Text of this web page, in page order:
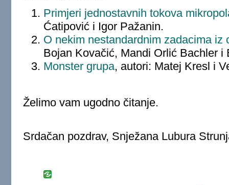
Primjeri jednostavnih tokova
Ćatipović i Igor Pažanin.
O nekim nestandardnim zadacima iz
Bojan Kovačić, Mandi Orlić Bachler i
Monster grupa, autori: Matej Kresl i
Želimo vam ugodno čitanje.
Srdačan pozdrav, Snježana Lubura